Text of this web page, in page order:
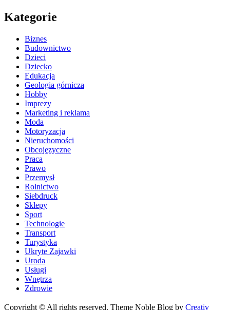
Kategorie
Biznes
Budownictwo
Dzieci
Dziecko
Edukacja
Geologia górnicza
Hobby
Imprezy
Marketing i reklama
Moda
Motoryzacja
Nieruchomości
Obcojęzyczne
Praca
Prawo
Przemysł
Rolnictwo
Siebdruck
Sklepy
Sport
Technologie
Transport
Turystyka
Ukryte Zajawki
Uroda
Usługi
Wnętrza
Zdrowie
Copyright © All rights reserved. Theme Noble Blog by Creativ